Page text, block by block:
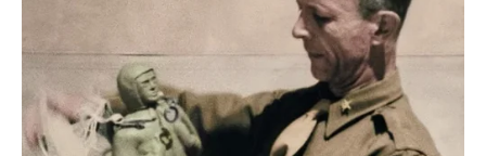
ALERTA BOGOTÁ EN GOOGLE NEWS
TEMAS RELACIONADOS
TRAGENDIA ARMA TRAUMÁTICA BARRIO MODELIA